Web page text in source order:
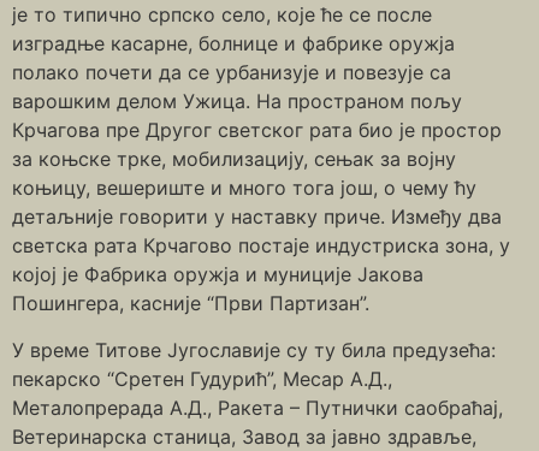
је то типично српско село, које ће се после
изградње касарне, болнице и фабрике оружја
полако почети да се урбанизује и повезује са
варошким делом Ужица. На пространом пољу
Крчагова пре Другог светског рата био је простор
за коњске трке, мобилизацију, сењак за војну
коњицу, вешериште и много тога још, о чему ћу
детаљније говорити у наставку приче. Између два
светска рата Крчагово постаје индустриска зона, у
којој је Фабрика оружја и муниције Јакова
Пошингера, касније “Први Партизан”.
У време Титове Југославије су ту била предузећа:
пекарско “Сретен Гудурић”, Месар А.Д.,
Металопрерада А.Д., Ракета – Путнички саобраћај,
Ветеринарска станица, Завод за јавно здравље,